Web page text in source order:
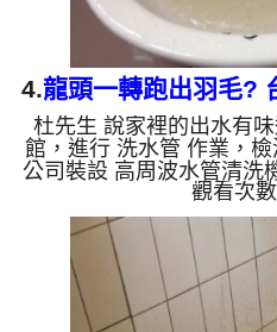
4.龍頭一轉跑出羽毛?
水
杜先生 說家裡的出水有
館，進行 洗水管 作業，
公司裝設 高周波水管清洗
等了約15分，開啟 水管清
一開始就洗出羽毛，越洗
了，鳥掉進水塔淹死了，
乾淨出水沒味道了。 如
產生鐵鏽跟泥沙堆積，洗
下水含有氧化錳，管壁上
觀看次